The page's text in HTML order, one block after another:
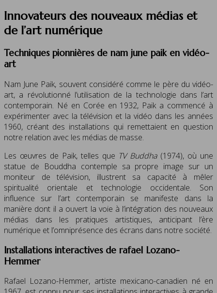
Innovateurs des nouveaux médias et
de l’art numérique
Techniques pionnières de nam june paik en vidéo-
art
Nam June Paik, souvent considéré comme le père du vidéo-
art, a révolutionné l’utilisation de la technologie dans l’art
contemporain. Né en Corée en 1932, Paik a commencé à
expérimenter avec la télévision et la vidéo dans les années
1960, créant des installations qui remettaient en question
notre relation avec les médias de masse.
Les œuvres de Paik, telles que TV Buddha (1974), où une
statue de Bouddha contemple sa propre image sur un
moniteur de télévision, illustrent sa capacité à mêler
spiritualité orientale et technologie occidentale. Son
influence sur l’art contemporain se manifeste dans la
manière dont il a ouvert la voie à l’intégration des nouveaux
médias dans les pratiques artistiques, anticipant l’ère
numérique et l’omniprésence des écrans dans notre société.
Installations interactives de rafael Lozano-
Hemmer
Rafael Lozano-Hemmer, artiste mexicano-canadien né en